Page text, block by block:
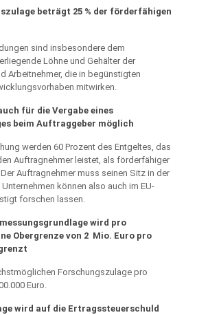
beträgt 25 % der förderfähigen
sind insbesondere dem
Löhne und Gehälter der
Arbeitnehmer, die in begünstigten
mitwirken.
für die Vergabe eines
beim Auftraggeber möglich
werden 60 Prozent des Entgeltes, das
Auftragnehmer leistet, als förderfähiger
Auftragnehmer muss seinen Sitz in der
können also auch im EU-
forschen lassen.
wird pro
Obergrenze von 2 Mio. Euro pro
Forschungszulage pro
Euro.
wird auf die Ertragssteuerschuld